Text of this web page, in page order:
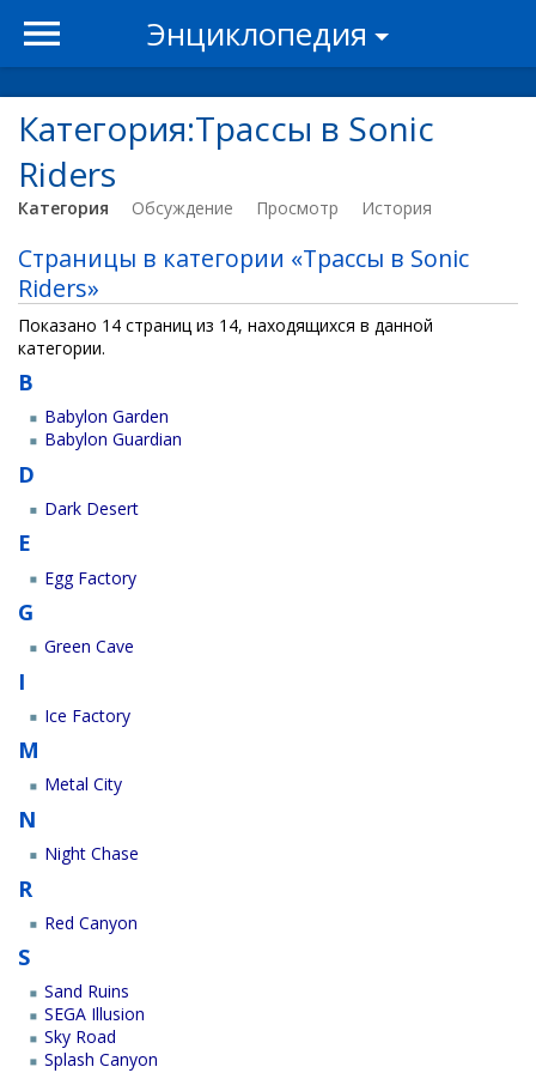
Энциклопедия
Категория:Трассы в Sonic
Riders
Категория Обсуждение Просмотр История
Страницы в категории «Трассы в Sonic
Riders»
Показано 14 страниц из 14, находящихся в данной
категории.
B
Babylon Garden
Babylon Guardian
D
Dark Desert
E
Egg Factory
G
Green Cave
I
Ice Factory
M
Metal City
N
Night Chase
R
Red Canyon
S
Sand Ruins
SEGA Illusion
Sky Road
Splash Canyon